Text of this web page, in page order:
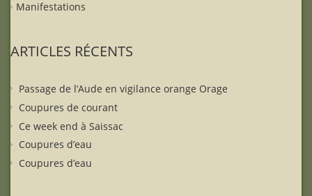
Manifestations
ARTICLES RÉCENTS
Passage de l’Aude en vigilance orange Orage
Coupures de courant
Ce week end à Saissac
Coupures d’eau
Coupures d’eau